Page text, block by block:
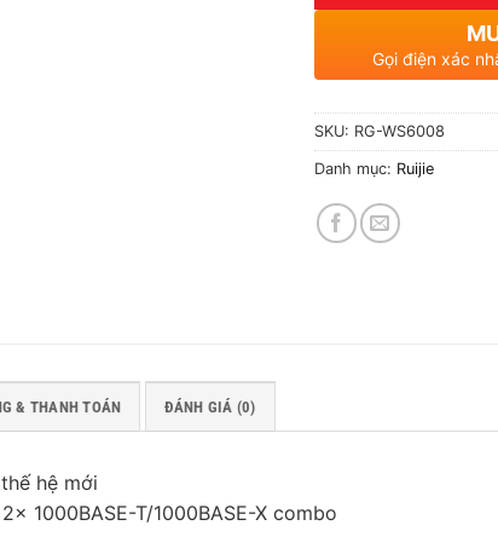
Gọi điện xác
SKU: RG-WS6008
Danh mục: Ruijie
& THANH TOÁN ĐÁNH GIÁ (0)
hệ mới
1000BASE-T/1000BASE-X combo